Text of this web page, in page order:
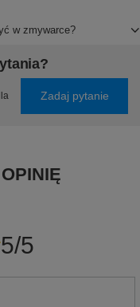
w zmywarce?
Zadaj pytanie
5/5